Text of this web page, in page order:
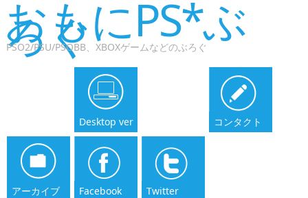
おもにPS*ぶ
ろぐ
PSO2/PSU/PSOBB、XBOXゲームなどのぶろぐ
Desktop ver コンタクト
アーカイブ Facebook Twitter